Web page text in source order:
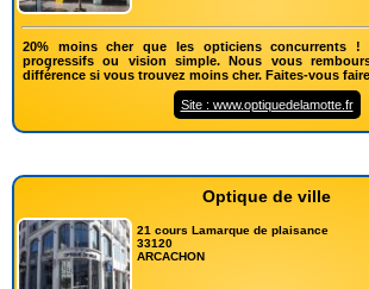
20% moins cher que les opticiens concurrents !
progressifs ou vision simple. Nous vous
différence si vous trouvez moins cher. Faites-vous
Site : www.optiquedelamotte.fr
Optique de ville
21 cours Lamarque de plaisance
33120
ARCACHON